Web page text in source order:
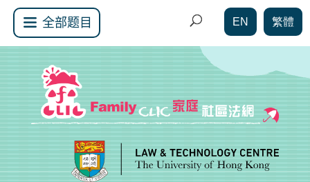
全部题目 EN 繁體